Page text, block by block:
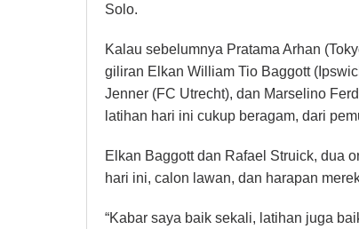
Solo.
Kalau sebelumnya Pratama Arhan
giliran Elkan William Tio Baggott
Jenner (FC Utrecht), dan Marselino
latihan hari ini cukup beragam, dari
Elkan Baggott dan Rafael Struick, dua
hari ini, calon lawan, dan harapan
“Kabar saya baik sekali, latihan juga